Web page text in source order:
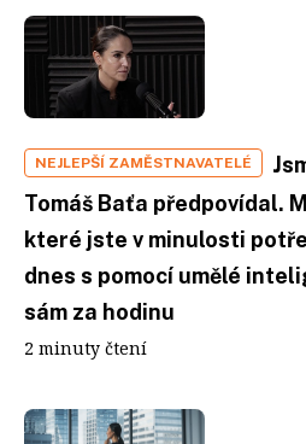
NEJLEPŠÍ ZAMĚSTNAVATELÉ
Tomáš Baťa předpovídal.
které jste v minulosti
dnes s pomocí umělé
sám za hodinu
2 minuty čtení